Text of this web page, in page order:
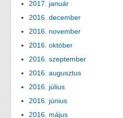
2017. január
2016. december
2016. november
2016. október
2016. szeptember
2016. augusztus
2016. július
2016. június
2016. május